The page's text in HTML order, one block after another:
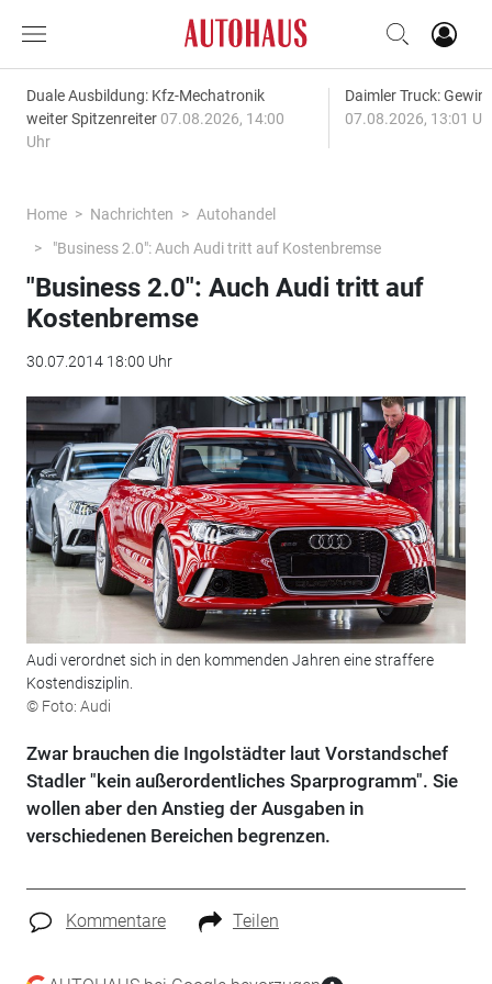
Duale Ausbildung: Kfz-Mechatronik
weiter Spitzenreiter 07.08.2026, 14:00
Uhr
Daimler Truck:
07.08.2026, 13:01
Home Nachrichten
Autohandel
"Business 2.0": Auch Audi tritt auf Kostenbremse
"Business 2.0": Auch Audi tritt auf
Kostenbremse
30.07.2014 18:00 Uhr
Audi verordnet sich in den kommenden Jahren eine straffere
Kostendisziplin.
© Foto: Audi
Zwar brauchen die Ingolstädter laut Vorstandschef
Stadler "kein außerordentliches Sparprogramm". Sie
wollen aber den Anstieg der Ausgaben in
verschiedenen Bereichen begrenzen.
Kommentare Teilen